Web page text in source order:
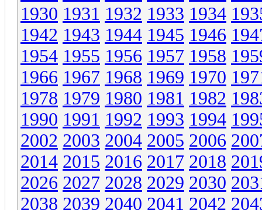
1930 1931 1932 1933 1934
1942 1943 1944 1945 1946
1954 1955 1956 1957 1958
1966 1967 1968 1969 1970
1978 1979 1980 1981 1982
1990 1991 1992 1993 1994
2002 2003 2004 2005 2006
2014 2015 2016 2017 2018
2026 2027 2028 2029 2030
2038 2039 2040 2041 2042